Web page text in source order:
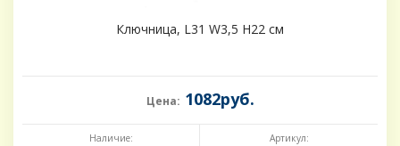
Ключница, L31 W3,5 H22 см
Цена: 1082руб.
Наличие: Артикул: